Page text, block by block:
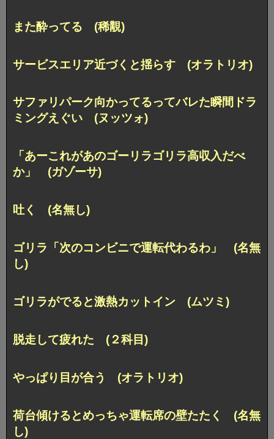
また酔ってる (稀覯)
サービスエリア近づくと揺らす (オラトリオ)
サファリパーク向かってるってバレた瞬間ドラ
ミングえぐい (ヌッツォ)
「あーこれがあのゴーリラゴリラ高収入だべ
か」 (ガゾーサ)
吐く (名無し)
ゴリラ「次のコンビニで運転代わるわ」 (名無
し)
ゴリラがでると激熱カットイン (ムツミ)
脱走して疲れた (２科目)
やっぱり目が合う (オラトリオ)
荷台傾けるとめっちゃ運転席の壁たたく (名無
し)